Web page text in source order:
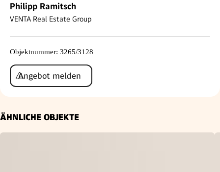
Philipp Ramitsch
VENTA Real Estate Group
Objektnummer: 3265/3128
Angebot melden
ÄHNLICHE OBJEKTE